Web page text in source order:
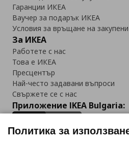
Гаранции ИКЕА
Ваучер за подарък ИКЕА
Условия за връщане на
За ИКЕА
Работете с нас
Това е ИКЕА
Пресцентър
Най-често задавани въпроси
Свържете се с нас
Приложение IKEA Bulgaria:
Политика за